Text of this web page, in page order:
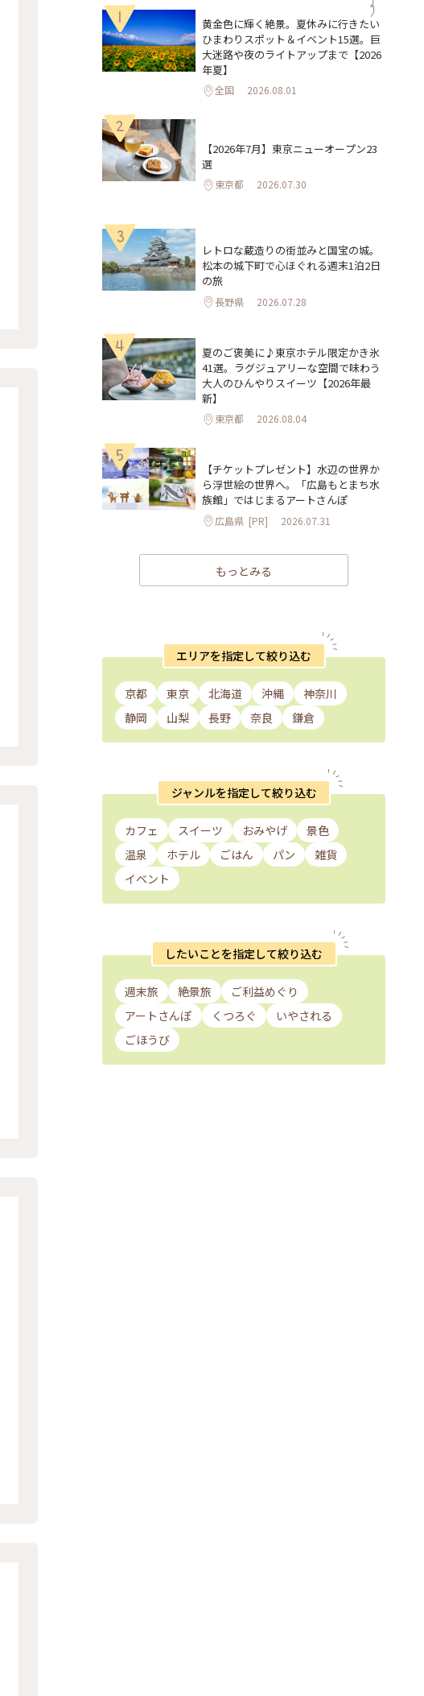
1
黄金色に輝く絶景。夏休みに行きたい
ひまわりスポット＆イベント15選。巨
大迷路や夜のライトアップまで【2026
年夏】
全国 2026.08.01
2
【2026年7月】東京ニューオープン23
選
東京都 2026.07.30
3
レトロな蔵造りの街並みと国宝の城。
松本の城下町で心ほぐれる週末1泊2日
の旅
長野県 2026.07.28
4
夏のご褒美に♪東京ホテル限定かき氷
41選。ラグジュアリーな空間で味わう
大人のひんやりスイーツ【2026年最
新】
東京都 2026.08.04
5
【チケットプレゼント】水辺の世界か
ら浮世絵の世界へ。「広島もとまち水
族館」ではじまるアートさんぽ
広島県 [PR] 2026.07.31
もっとみる
エリアを指定して絞り込む
京都 東京 北海道 沖縄
神奈川
静岡
山梨 長野 奈良 鎌倉
ジャンルを指定して絞り込む
カフェ スイーツ おみやげ
景色
温泉
ホテル ごはん パン
雑貨
イベント
したいことを指定して絞り込む
週末旅 絶景旅
ご利益めぐり
アートさんぽ
くつろぐ
いやされる
ごほうび